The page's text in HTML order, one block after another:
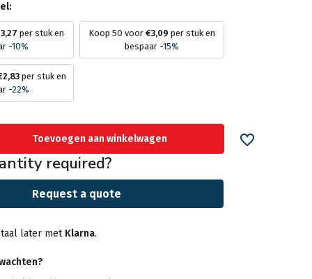
per stuk en
-10%
Koop 50 voor €3,09 per stuk en
bespaar -15%
per stuk en
-22%
Toevoegen aan winkelwagen
required?
Request a quote
later met Klarna.